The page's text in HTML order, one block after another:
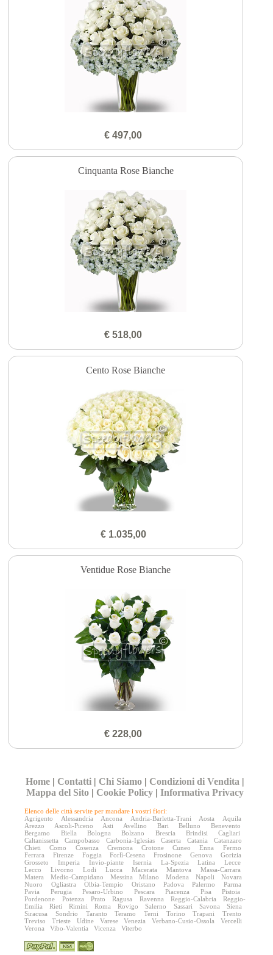
€ 497,00
Cinquanta Rose Bianche
€ 518,00
Cento Rose Bianche
€ 1.035,00
Ventidue Rose Bianche
€ 228,00
Home | Contatti | Chi Siamo | Condizioni di Vendita |
Mappa del Sito | Cookie Policy |Informativa Privacy
Elenco delle città servite per mandare i vostri fiori:
Agrigento
Alessandria Ancona Andria-Barletta-Trani Aosta
Aquila
Arezzo
Ascoli-Piceno Asti Avellino Bari Belluno
Benevento
Bergamo
Biella Bologna Bolzano Brescia Brindisi
Cagliari
Caltanissetta
Campobasso Carbonia-Iglesias Caserta Catania
Catanzaro
Chieti
Como Cosenza Cremona Crotone Cuneo Enna
Fermo
Ferrara
Firenze Foggia Forlì-Cesena Frosinone Genova
Gorizia
Grosseto
Imperia Invio-piante Isernia La-Spezia Latina
Lecce
Lecco
Livorno Lodi Lucca Macerata Mantova
Massa-Carrara
Matera
Medio-Campidano Messina Milano Modena Napoli
Novara
Nuoro
Ogliastra Olbia-Tempio Oristano Padova Palermo
Parma
Pavia
Perugia Pesaro-Urbino Pescara Piacenza Pisa
Pistoia
Pordenone
Potenza Prato Ragusa Ravenna Reggio-Calabria
Reggio-
Emilia
Rieti Rimini Roma Rovigo Salerno Sassari Savona
Siena
Siracusa
Sondrio Taranto Teramo Terni Torino Trapani
Trento
Treviso
Trieste Udine Varese Venezia Verbano-Cusio-Ossola
Vercelli
Verona
Vibo-Valentia Vicenza Viterbo